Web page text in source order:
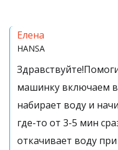
Елена
HANSA
машинку включаем
набирает воду и
где-то от 3-5 мин
откачивает воду